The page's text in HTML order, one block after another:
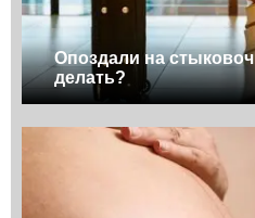
Опоздали на
делать?